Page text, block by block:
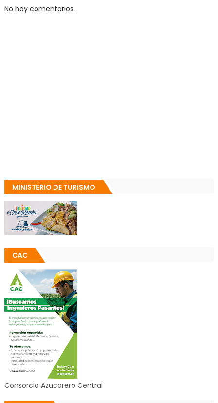
No hay comentarios.
MINISTERIO DE TURISMO
CAC
Consorcio Azucarero Central